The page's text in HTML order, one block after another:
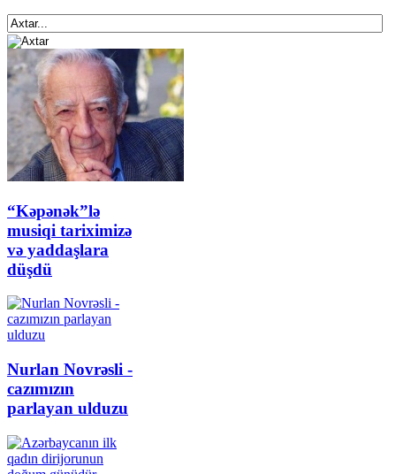
“Kəpənək”lə
musiqi tariximizə
və yaddaşlara
düşdü
Nurlan Novrəsli -
cazımızın
parlayan ulduzu